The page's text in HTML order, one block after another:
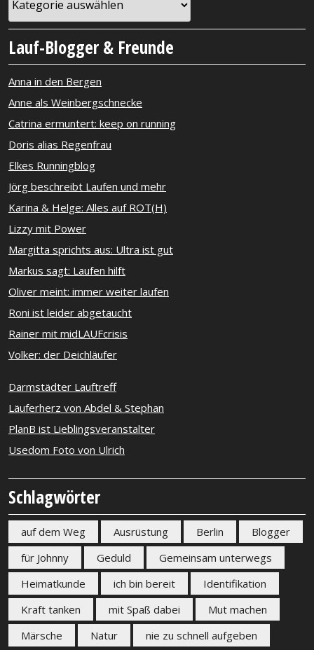
Lauf-Blogger & Freunde
Anna in den Bergen
Anne als Weinbergschnecke
Catrina ermuntert: keep on running
Doris alias Regenfrau
Elkes Runningblog
Jörg beschreibt Laufen und mehr
Karina & Helge: Alles auf ROT(H)
Lizzy mit Power
Margitta sprichts aus: Ultra ist gut
Markus sagt: Laufen hilft
Oliver meint: immer weiter laufen
Roni ist leider abgetaucht
Rainer mit midLAUFcrisis
Volker: der Deichläufer
Darmstädter Lauftreff
Läuferherz von Abdel & Stephan
PlanB ist Lieblingsveranstalter
Usedom Foto von Ulrich
Schlagwörter
auf dem Weg Ausrüstung Berlin
Blogger
für Johnny
Geduld
Gemeinsam unterwegs
Heimatkunde
ich bin bereit
Identifikation
Kraft tanken
mit Spaß dabei
Mut machen
Märsche
Natur nie zu schnell aufgeben